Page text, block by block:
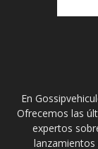
En
Ofrecemos las
expertos